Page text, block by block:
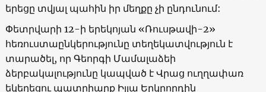
երեցը տվյալ պահին իր մեղքը չի ընդունում:
Փետրվարի 12-ի երեկոյան «Ռուսթավի-2»
հեռուստաընկերությունը տեղեկատվություն է
տարածել, որ Գեորգի Մամալաձեի
ձերբակալությունը կապված է Վրաց ուղղափառ
եկեղեցու պատրիարք Իլյա Երկրորդին